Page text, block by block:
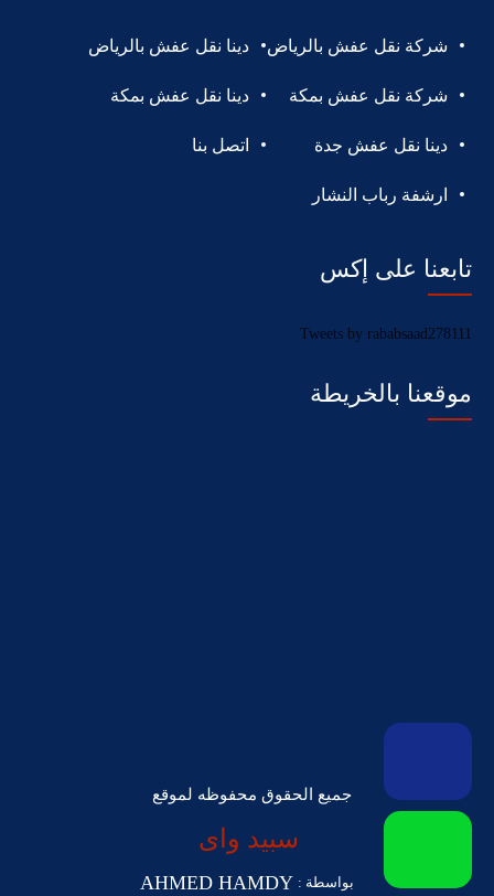
شركة نقل عفش بالرياض دينا نقل عفش بالرياض
شركة نقل عفش بمكة دينا نقل عفش بمكة
دينا نقل عفش جدة اتصل بنا
ارشفة رباب النشار
تابعنا على إكس
Tweets by rababsaad278111
موقعنا بالخريطة
جميع الحقوق محفوظه لموقع
سبيد واى
بواسطة : AHMED HAMDY